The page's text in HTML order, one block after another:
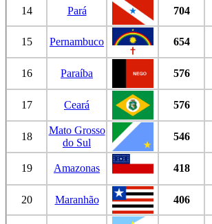
14 Pará 704
15 Pernambuco 654
16 Paraíba 576
17 Ceará 576
18
Mato Grosso
do Sul
546
19 Amazonas 418
20 Maranhão 406